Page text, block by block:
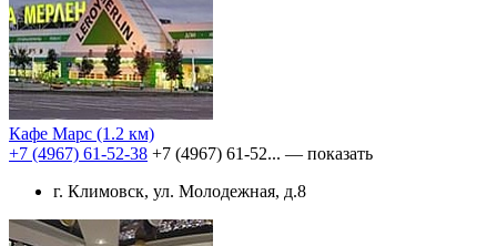
Кафе Марс (1.2 км)
+7 (4967) 61-52-38 +7 (4967) 61-52... — показать
г. Климовск, ул. Молодежная, д.8